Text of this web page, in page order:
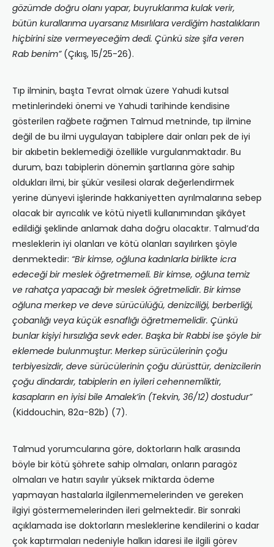
gözümde doğru olanı yapar, buyruklarıma kulak verir,
bütün kurallarıma uyarsanız Mısırlılara verdiğim hastalıkların
hiçbirini size vermeyeceğim dedi. Çünkü size şifa veren
Rab benim”(Çıkış, 15/25-26).
Tıp ilminin, başta Tevrat olmak üzere Yahudi kutsal
metinlerindeki önemi ve Yahudi tarihinde kendisine
gösterilen rağbete rağmen Talmud metninde, tıp ilmine
değil de bu ilmi uygulayan tabiplere dair onları pek de iyi
bir akıbetin beklemediği özellikle vurgulanmaktadır. Bu
durum, bazı tabiplerin dönemin şartlarına göre sahip
oldukları ilmi, bir şükür vesilesi olarak değerlendirmek
yerine dünyevi işlerinde hakkaniyetten ayrılmalarına sebep
olacak bir ayrıcalık ve kötü niyetli kullanımından şikâyet
edildiği şeklinde anlamak daha doğru olacaktır. Talmud’da
mesleklerin iyi olanları ve kötü olanları sayılırken şöyle
denmektedir: “Bir kimse, oğluna kadınlarla birlikte icra
edeceği bir meslek öğretmemeli. Bir kimse, oğluna temiz
ve rahatça yapacağı bir meslek öğretmelidir. Bir kimse
oğluna merkep ve deve sürücülüğü, denizciliği, berberliği,
çobanlığı veya küçük esnaflığı öğretmemelidir. Çünkü
bunlar kişiyi hırsızlığa sevk eder. Başka bir Rabbi ise şöyle bir
eklemede bulunmuştur: Merkep sürücülerinin çoğu
terbiyesizdir, deve sürücülerinin çoğu dürüsttür, denizcilerin
çoğu dindardır, tabiplerin en iyileri cehennemliktir,
kasapların en iyisi bile Amalek’in (Tekvin, 36/12) dostudur”
(Kiddouchin, 82a-82b) (7).
Talmud yorumcularına göre, doktorların halk arasında
böyle bir kötü şöhrete sahip olmaları, onların paragöz
olmaları ve hatırı sayılır yüksek miktarda ödeme
yapmayan hastalarla ilgilenmemelerinden ve gereken
ilgiyi göstermemelerinden ileri gelmektedir. Bir sonraki
açıklamada ise doktorların mesleklerine kendilerini o kadar
çok kaptırmaları nedeniyle halkın idaresi ile ilgili görev